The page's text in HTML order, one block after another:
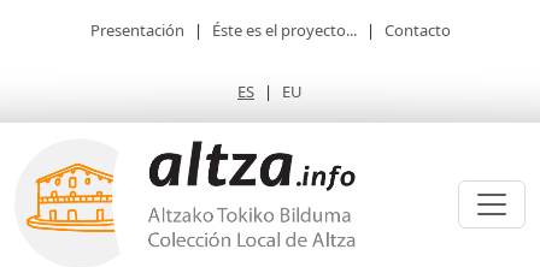
Presentación | Éste es el proyecto... | Contacto
ES | EU